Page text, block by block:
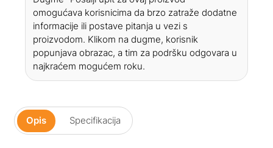
omogućava korisnicima da brzo zatraže dodatne
informacije ili postave pitanja u vezi s
proizvodom. Klikom na dugme, korisnik
popunjava obrazac, a tim za podršku odgovara u
najkraćem mogućem roku.
Opis Specifikacija